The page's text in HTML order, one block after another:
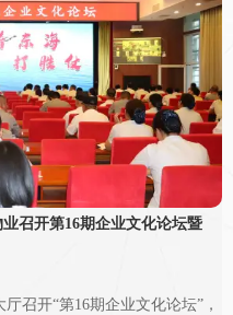
召开第16期企业文化论坛暨
召开“第16期企业文化论坛”，